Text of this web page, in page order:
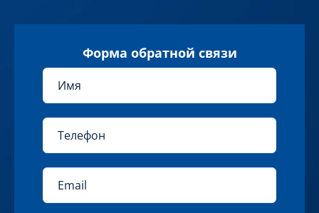
Повышение квалификации
Форма: очная с дот
Форма обратной связи